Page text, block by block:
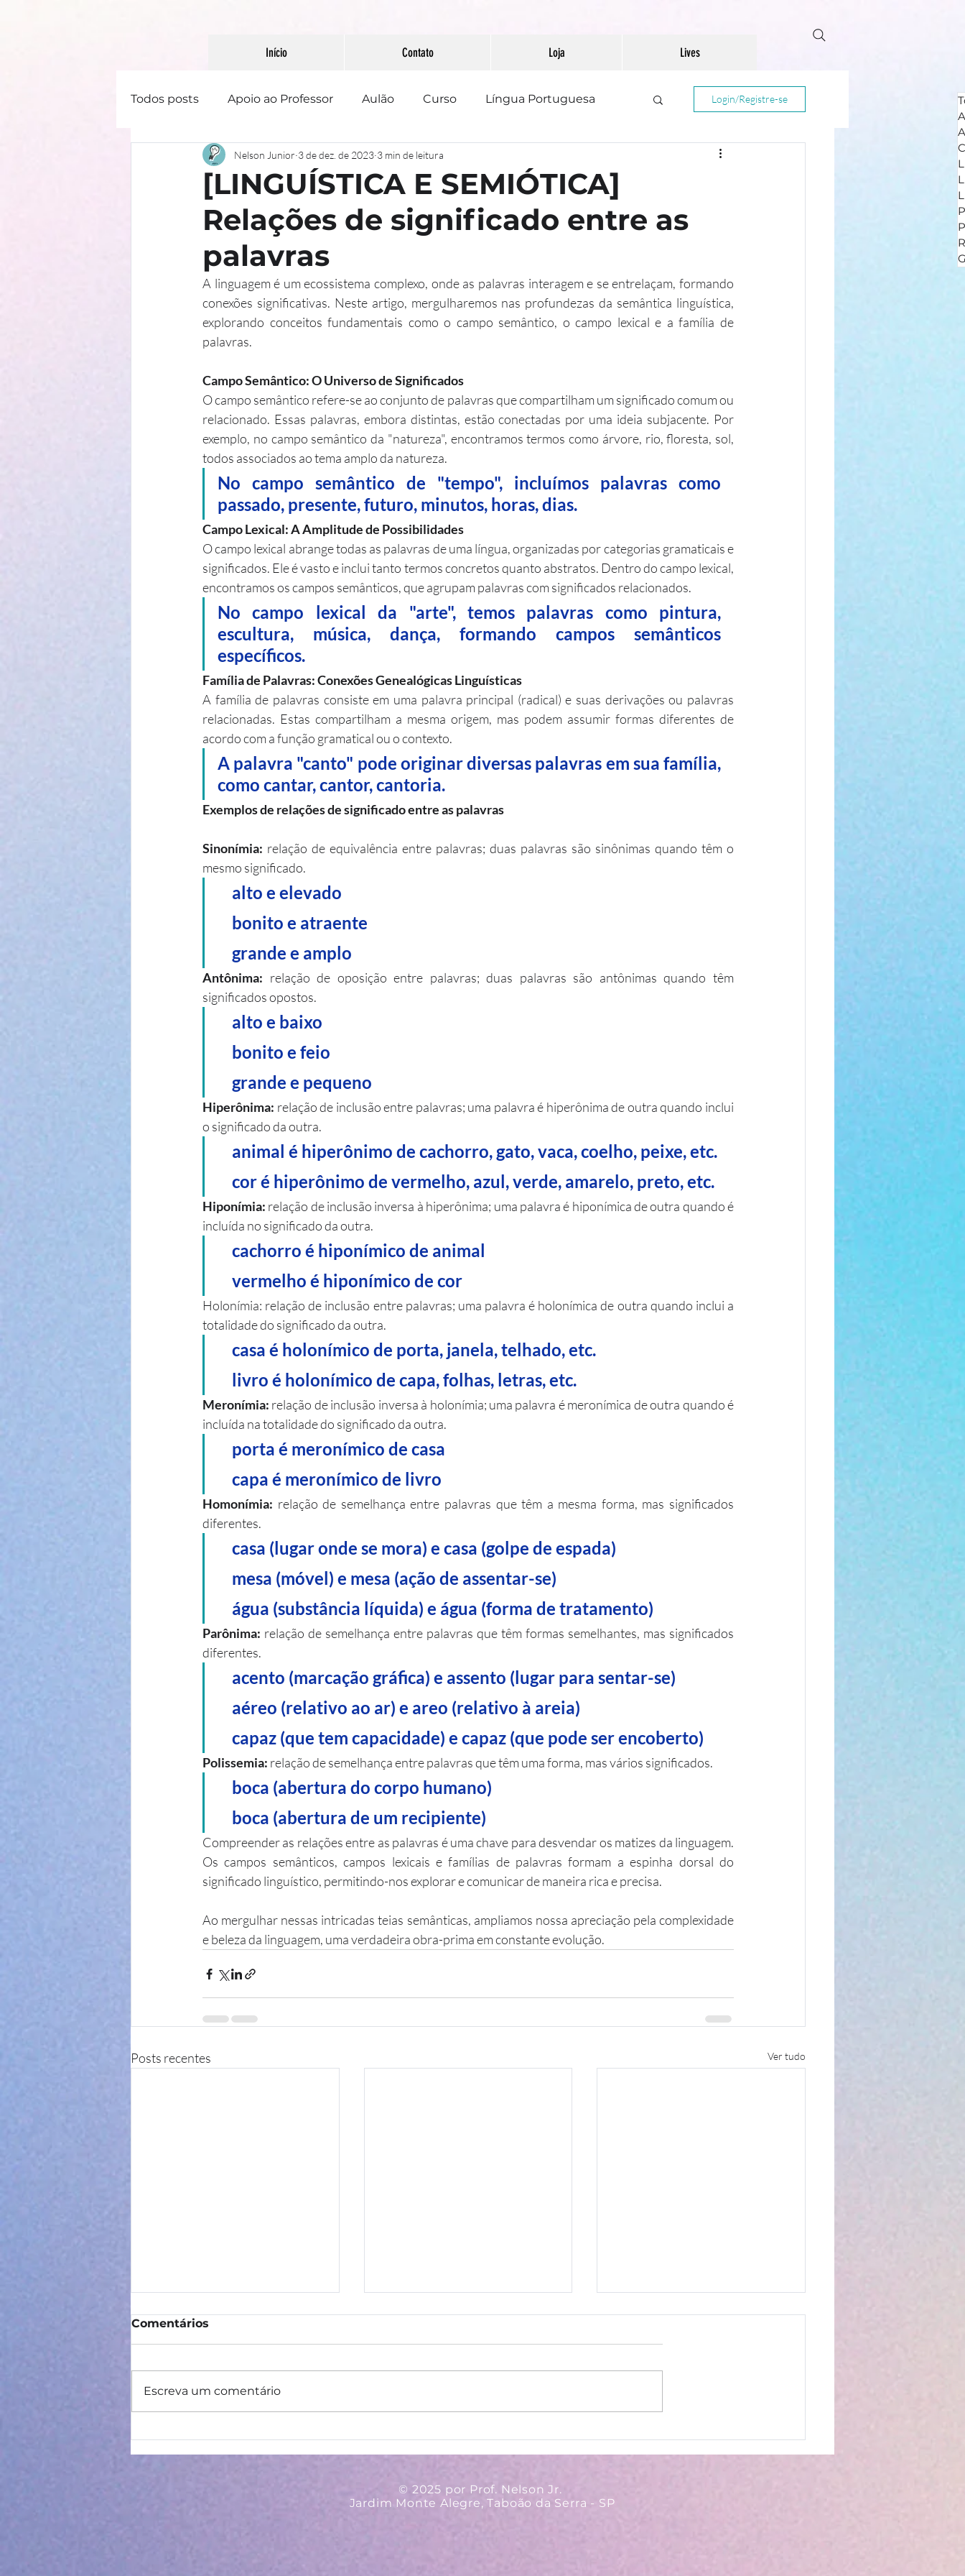
Início Contato Loja Lives
Todos posts Apoio ao Professor Aulão Curso Língua Portuguesa
Linguística Literatura PAAEB Pontuação
Gênero Textual
Login/Registre-se
[LINGUÍSTICA E SEMIÓTICA]
Relações de significado entre as
palavras
Nelson Junior 3 de dez. de 2023 3 min de leitura
A linguagem é um ecossistema complexo, onde as palavras interagem e se entrelaçam, formando
conexões significativas. Neste artigo, mergulharemos nas profundezas da semântica linguística,
explorando conceitos fundamentais como o campo semântico, o campo lexical e a família de
palavras.
Campo Semântico: O Universo de Significados
O campo semântico refere-se ao conjunto de palavras que compartilham um significado comum ou
relacionado. Essas palavras, embora distintas, estão conectadas por uma ideia subjacente. Por
exemplo, no campo semântico da "natureza", encontramos termos como árvore, rio, floresta, sol,
todos associados ao tema amplo da natureza.
No campo semântico de "tempo", incluímos palavras como
passado, presente, futuro, minutos, horas, dias.
Campo Lexical: A Amplitude de Possibilidades
O campo lexical abrange todas as palavras de uma língua, organizadas por categorias gramaticais e
significados. Ele é vasto e inclui tanto termos concretos quanto abstratos. Dentro do campo lexical,
encontramos os campos semânticos, que agrupam palavras com significados relacionados.
No campo lexical da "arte", temos palavras como pintura,
escultura, música, dança, formando campos semânticos
específicos.
Família de Palavras: Conexões Genealógicas Linguísticas
A família de palavras consiste em uma palavra principal (radical) e suas derivações ou palavras
relacionadas. Estas compartilham a mesma origem, mas podem assumir formas diferentes de
acordo com a função gramatical ou o contexto.
A palavra "canto" pode originar diversas palavras em sua família,
como cantar, cantor, cantoria.
Exemplos de relações de significado entre as palavras
Sinonímia: relação de equivalência entre palavras; duas palavras são sinônimas quando têm o
mesmo significado.
   alto e elevado
    bonito e atraente
    grande e amplo
Antônima: relação de oposição entre palavras; duas palavras são antônimas quando têm
significados opostos.
    alto e baixo
    bonito e feio
    grande e pequeno
Hiperônima: relação de inclusão entre palavras; uma palavra é hiperônima de outra quando inclui
o significado da outra.
    animal é hiperônimo de cachorro, gato, vaca, coelho, peixe, etc.
    cor é hiperônimo de vermelho, azul, verde, amarelo, preto, etc.
Hiponímia: relação de inclusão inversa à hiperônima; uma palavra é hiponímica de outra quando é
incluída no significado da outra.
    cachorro é hiponímico de animal
    vermelho é hiponímico de cor
Holonímia: relação de inclusão entre palavras; uma palavra é holonímica de outra quando inclui a
totalidade do significado da outra.
    casa é holonímico de porta, janela, telhado, etc.
    livro é holonímico de capa, folhas, letras, etc.
Meronímia: relação de inclusão inversa à holonímia; uma palavra é meronímica de outra quando é
incluída na totalidade do significado da outra.
    porta é meronímico de casa
    capa é meronímico de livro
Homonímia: relação de semelhança entre palavras que têm a mesma forma, mas significados
diferentes.
    casa (lugar onde se mora) e casa (golpe de espada)
    mesa (móvel) e mesa (ação de assentar-se)
    água (substância líquida) e água (forma de tratamento)
Parônima: relação de semelhança entre palavras que têm formas semelhantes, mas significados
diferentes.
    acento (marcação gráfica) e assento (lugar para sentar-se)
    aéreo (relativo ao ar) e areo (relativo à areia)
    capaz (que tem capacidade) e capaz (que pode ser encoberto)
Polissemia: relação de semelhança entre palavras que têm uma forma, mas vários significados.
    boca (abertura do corpo humano)
    boca (abertura de um recipiente)
Compreender as relações entre as palavras é uma chave para desvendar os matizes da linguagem.
Os campos semânticos, campos lexicais e famílias de palavras formam a espinha dorsal do
significado linguístico, permitindo-nos explorar e comunicar de maneira rica e precisa.
Ao mergulhar nessas intricadas teias semânticas, ampliamos nossa apreciação pela complexidade
e beleza da linguagem, uma verdadeira obra-prima em constante evolução.
Posts recentes Ver tudo
Avaliação por Fórum
Comentários
Escreva um comentário
© 2025 por Prof. Nelson Jr.
Jardim Monte Alegre, Taboão da Serra - SP